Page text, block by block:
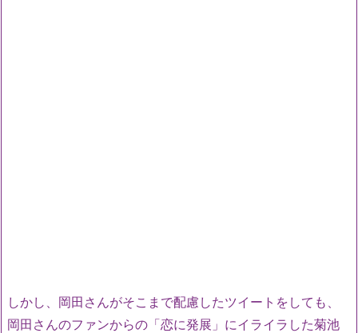
しかし、岡田さんがそこまで配慮したツイートをしても、
岡田さんのファンからの「恋に発展」にイライラした菊池